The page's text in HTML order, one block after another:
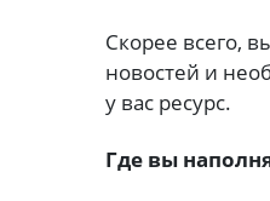
Скорее всего,
новостей и
у вас ресурс.
Где вы